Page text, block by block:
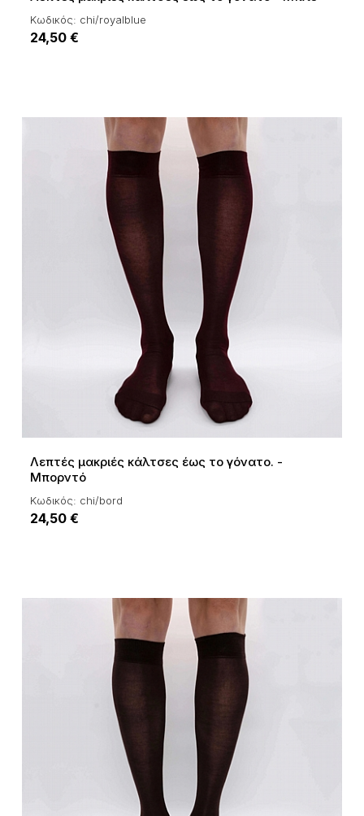
Κωδικός: chi/royalblue
24,50 €
Λεπτές μακριές κάλτσες έως το γόνατο. -
Μπορντό‎
Κωδικός: chi/bord
24,50 €